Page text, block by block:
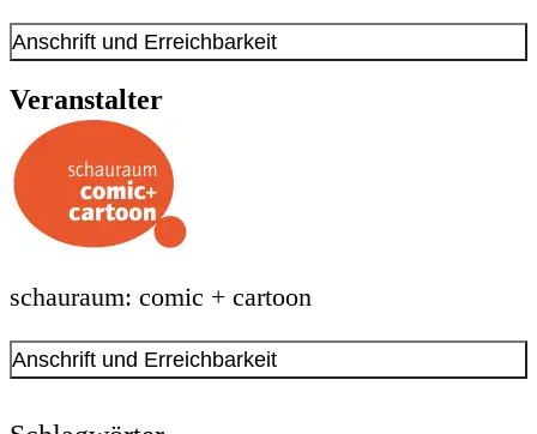
Anschrift und Erreichbarkeit
Anschrift
Max-von-der-Grün-Platz
44137
Dortmund
Der Eintritt ist frei. Angebote, Fragen und Buchungen von
Für Rollstuhlfahrer geeignet
Öffnungszeiten
Veranstalter
schauraum: comic + cartoon
Anschrift und Erreichbarkeit